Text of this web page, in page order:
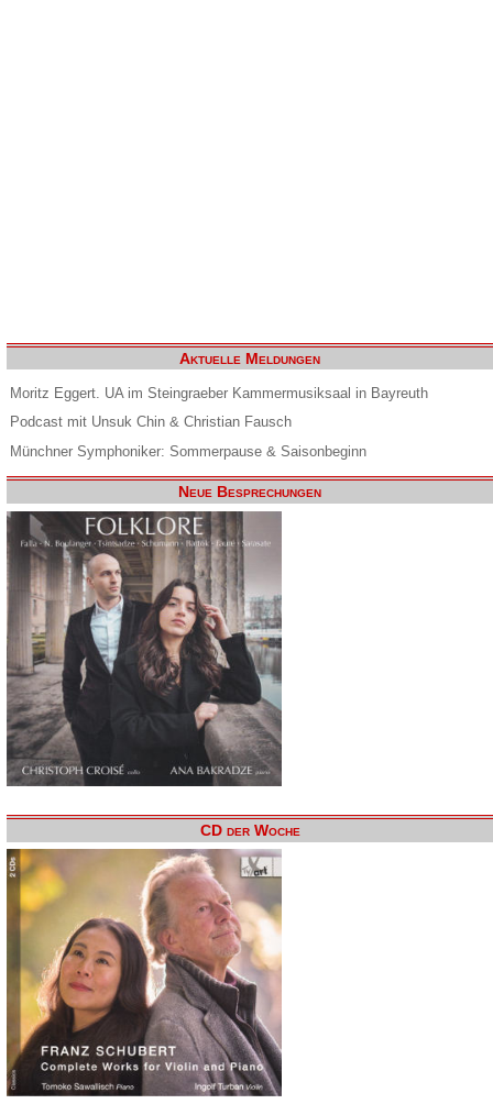
Aktuelle Meldungen
Moritz Eggert. UA im Steingraeber Kammermusiksaal in Bayreuth
Podcast mit Unsuk Chin & Christian Fausch
Münchner Symphoniker: Sommerpause & Saisonbeginn
Neue Besprechungen
CD der Woche